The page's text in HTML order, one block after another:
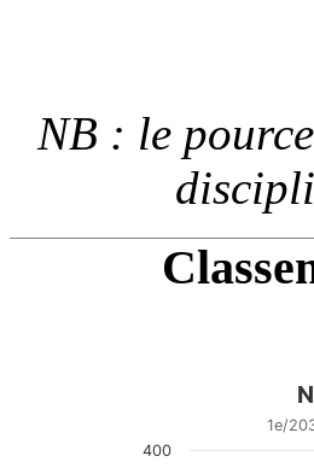
NB : le
Bar chart with 20 bars.
1e/
400